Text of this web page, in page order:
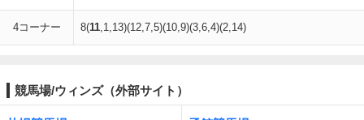
4コーナー 8(11,1,13)(12,7,5)(10,9)(3,6,4)(2,14)
競馬場/ウィンズ（外部サイト）